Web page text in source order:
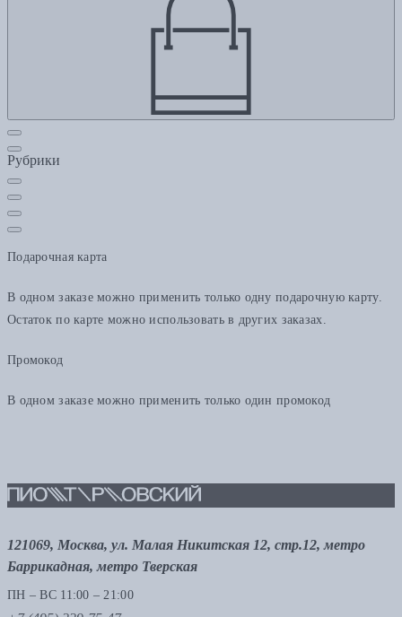
Рубрики
Подарочная карта
В одном заказе можно применить только одну подарочную карту.
Остаток по карте можно использовать в других заказах.
Промокод
В одном заказе можно применить только один промокод
121069, Москва, ул. Малая Никитская 12, стр.12, метро
Баррикадная, метро Тверская
ПН – ВС 11:00 – 21:00